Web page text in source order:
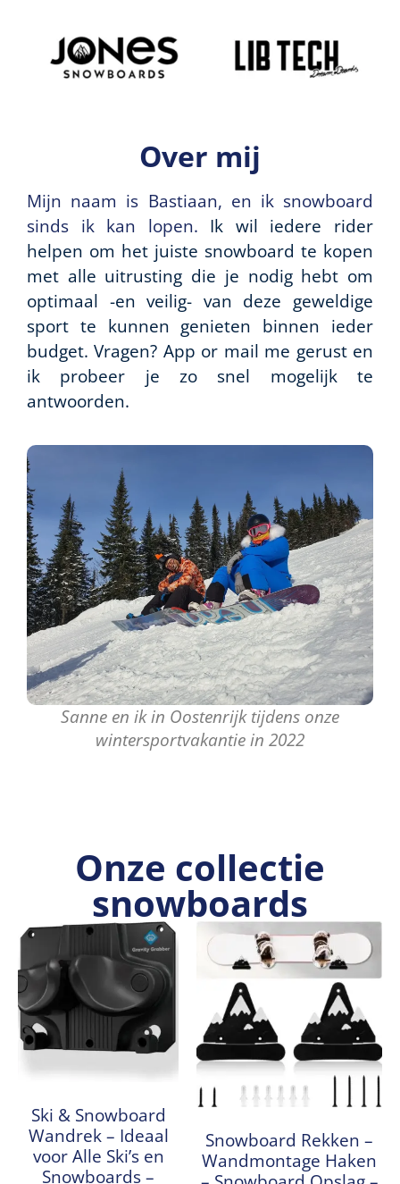
Over mij
Mijn naam is Bastiaan, en ik snowboard
sinds ik kan lopen. Ik wil iedere rider
helpen om het juiste snowboard te kopen
met alle uitrusting die je nodig hebt om
optimaal -en veilig- van deze geweldige
sport te kunnen genieten binnen ieder
budget. Vragen? App or mail me gerust en
ik probeer je zo snel mogelijk te
antwoorden.
Sanne en ik in Oostenrijk tijdens onze
wintersportvakantie in 2022
Onze collectie
snowboards
Ski & Snowboard
Wandrek – Ideaal
voor Alle Ski’s en
Snowboards –
Snowboard Rekken –
Wandmontage Haken